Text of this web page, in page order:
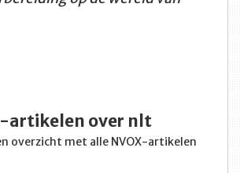
artikelen over nlt
overzicht met alle NVOX-artikelen